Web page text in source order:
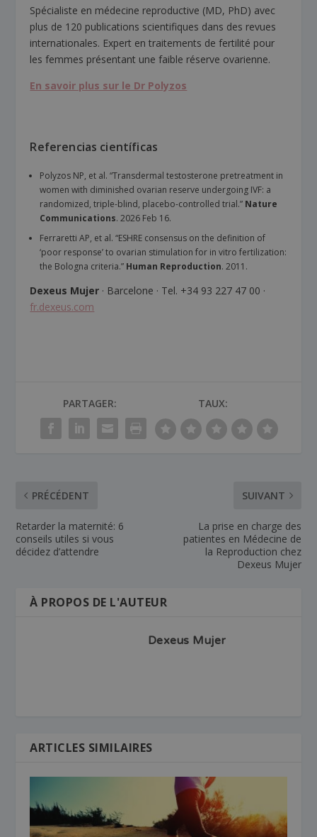
Spécialiste en médecine reproductive (MD, PhD) avec
plus de 120 publications scientifiques dans des revues
internationales. Expert en traitements de fertilité pour
les femmes présentant une faible réserve ovarienne.
En savoir plus sur le Dr Polyzos
Referencias científicas
Polyzos NP, et al. “Transdermal testosterone pretreatment in
women with diminished ovarian reserve undergoing IVF: a
randomized, triple-blind, placebo-controlled trial.” Nature
Communications. 2026 Feb 16.
Ferraretti AP, et al. “ESHRE consensus on the definition of
‘poor response’ to ovarian stimulation for in vitro fertilization:
the Bologna criteria.” Human Reproduction. 2011.
Dexeus Mujer · Barcelone · Tel. +34 93 227 47 00 ·
fr.dexeus.com
PARTAGER: TAUX:
PRÉCÉDENT
Retarder la maternité: 6
conseils utiles si vous
décidez d’attendre
SUIVANT
La prise en charge des
patientes en Médecine de
la Reproduction chez
Dexeus Mujer
À PROPOS DE L'AUTEUR
Dexeus Mujer
ARTICLES SIMILAIRES